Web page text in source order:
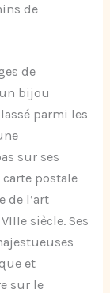
de
de
bijou
parmi les
sur ses
postale
de l’art
siècle. Ses
et
sur le